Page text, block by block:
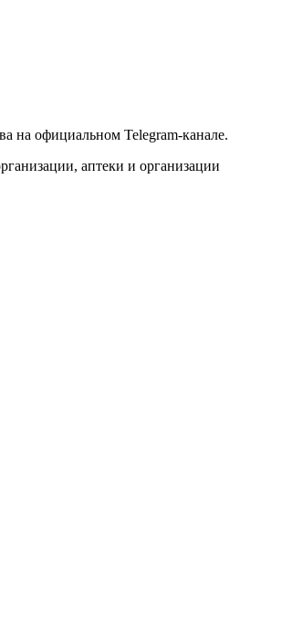
на официальном Telegram-канале.
аптеки и организации